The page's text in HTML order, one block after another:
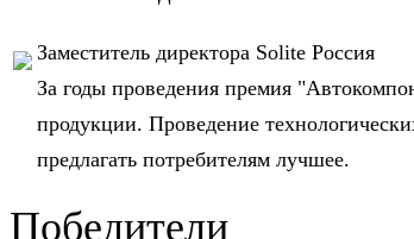
Заместитель директора Solite Россия
За годы проведения премия
продукции. Проведение
предлагать потребителям лучшее.
Победители